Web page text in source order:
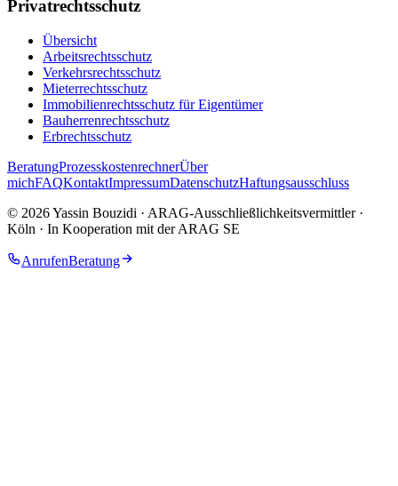
Privatrechtsschutz
Übersicht
Arbeitsrechtsschutz
Verkehrsrechtsschutz
Mieterrechtsschutz
Immobilien­rechtsschutz für Eigentümer
Bauherrenrechtsschutz
Erbrechtsschutz
BeratungProzesskostenrechnerÜber
michFAQKontaktImpressumDatenschutzHaftungsausschluss
© 2026Yassin Bouzidi · ARAG-Ausschließlichkeitsvermittler·
Köln · In Kooperation mit der ARAG SE
AnrufenBeratung